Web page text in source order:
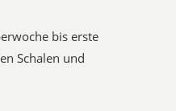
bis erste
Schalen und